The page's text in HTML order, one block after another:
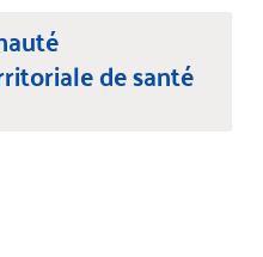
de santé